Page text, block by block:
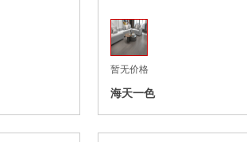
暂无价格
海天一色